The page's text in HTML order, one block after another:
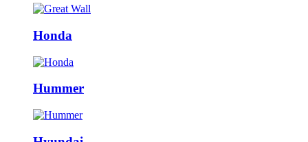
Honda
Hummer